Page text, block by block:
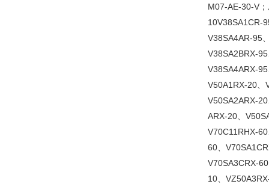
M07-AE-30-V
10V38SA1CR-
V38SA4AR-95
V38SA2BRX-
V38SA4ARX-
V50A1RX-20、
V50SA2ARX-
ARX-20、
V70C11RHX-
60、
V70SA3CRX-
10、